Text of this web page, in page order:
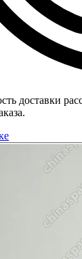
доставки